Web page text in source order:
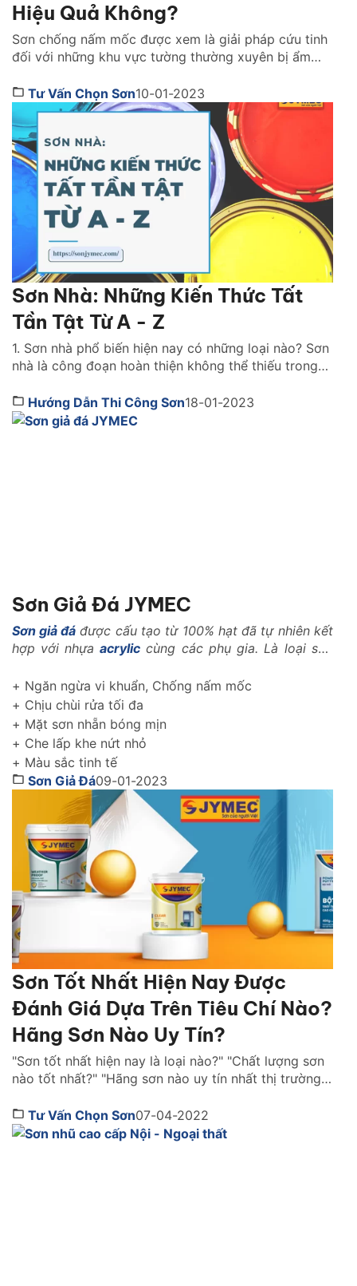
Hiệu Quả Không?
Sơn chống nấm mốc được xem là giải pháp cứu tinh
đối với những khu vực tường thường xuyên bị ẩm
gia đình tin dùng lựa chọn. Cùng Sơn JYMEC tìm
hiểu ngay qua bài viết dưới đây nhé! 1. Sơn chống
nấm mốc hoạt […]
Tư Vấn Chọn Sơn10-01-2023
Sơn Nhà: Những Kiến Thức Tất
Tần Tật Từ A - Z
1. Sơn nhà phổ biến hiện nay có những loại nào? Sơn
nhà là công đoạn hoàn thiện không thể thiếu trong
như chiếc áo bảo vệ ngôi nhà khỏi những tác động
gây hại. Đồng thời, nó cũng giúp mang lại tính […]
Hướng Dẫn Thi Công Sơn18-01-2023
Sơn Giả Đá JYMEC
Sơn giả đá được cấu tạo từ 100% hạt đã tự nhiên kết
hợp với nhựa acrylic cùng các phụ gia. Là loại sơn
như: Là loại vật liệu nhẹ, có khả năng kháng nhiệt,
kháng kiềm, chống rêu mốc, chống muối mặn..
+ Ngăn ngừa vi khuẩn, Chống nấm mốc
+ Chịu chùi rửa tối đa
+ Mặt sơn nhẵn bóng mịn
+ Che lấp khe nứt nhỏ
+ Màu sắc tinh tế
Sơn Giả Đá09-01-2023
Sơn Tốt Nhất Hiện Nay Được
Đánh Giá Dựa Trên Tiêu Chí Nào?
Hãng Sơn Nào Uy Tín?
"Sơn tốt nhất hiện nay là loại nào?" "Chất lượng sơn
nào tốt nhất?" "Hãng sơn nào uy tín nhất thị trường
quan tâm. Cùng Sơn JYMEC tìm hiểu những lời
khuyên hữu ích qua bài viêt dưới đây nhé! Sơn tốt
Tư Vấn Chọn Sơn07-04-2022